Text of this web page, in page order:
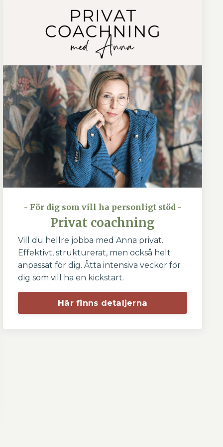
- För dig som vill ha personligt stöd -
Privat coachning
Vill du hellre jobba med Anna privat.
Effektivt, strukturerat, men också helt
anpassat för dig. Åtta intensiva veckor för
dig som vill ha en kickstart.
Här finns detaljerna